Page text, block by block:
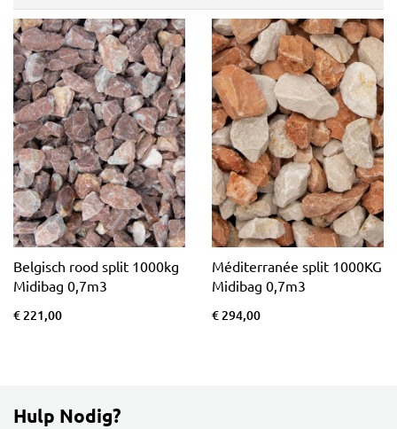
Belgisch rood split 1000kg
Midibag 0,7m3
€ 221,00
Méditerranée split 1000KG
Midibag 0,7m3
€ 294,00
Hulp Nodig?